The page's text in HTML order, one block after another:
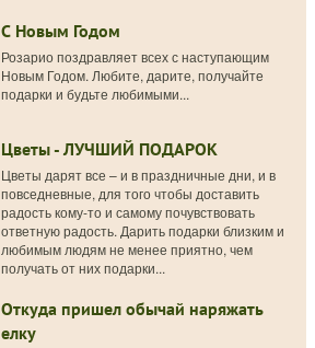
С Новым Годом
Розарио поздравляет всех с наступающим
Новым Годом. Любите, дарите, получайте
подарки и будьте любимыми...
Цветы - ЛУЧШИЙ ПОДАРОК
Цветы дарят все – и в праздничные дни, и в
повседневные, для того чтобы доставить
радость кому-то и самому почувствовать
ответную радость. Дарить подарки близким и
любимым людям не менее приятно, чем
получать от них подарки...
Откуда пришел обычай наряжать
елку